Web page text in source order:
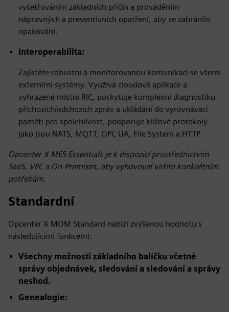
vyšetřováním základních příčin a prováděním
nápravných a preventivních opatření, aby se zabránilo
opakování.
Interoperabilita:
Zajistěte robustní a monitorovanou komunikaci se všemi
externími systémy. Využívá cloudové aplikace a
vyhrazené místní RIC, poskytuje komplexní diagnostiku
příchozích/odchozích zpráv a ukládání do vyrovnávací
paměti pro spolehlivost, podporuje klíčové protokoly,
jako jsou NATS, MQTT, OPC UA, File System a HTTP
Opcenter X MES Essentials je k dispozici prostřednictvím
SaaS, VPC a On-Premises, aby vyhovoval vašim konkrétním
potřebám.
Standardní
Opcenter X MOM Standard nabízí zvýšenou hodnotu s
následujícími funkcemi:
Všechny možnosti základního balíčku včetně
správy objednávek, sledování a sledování a správy
neshod.
Genealogie: